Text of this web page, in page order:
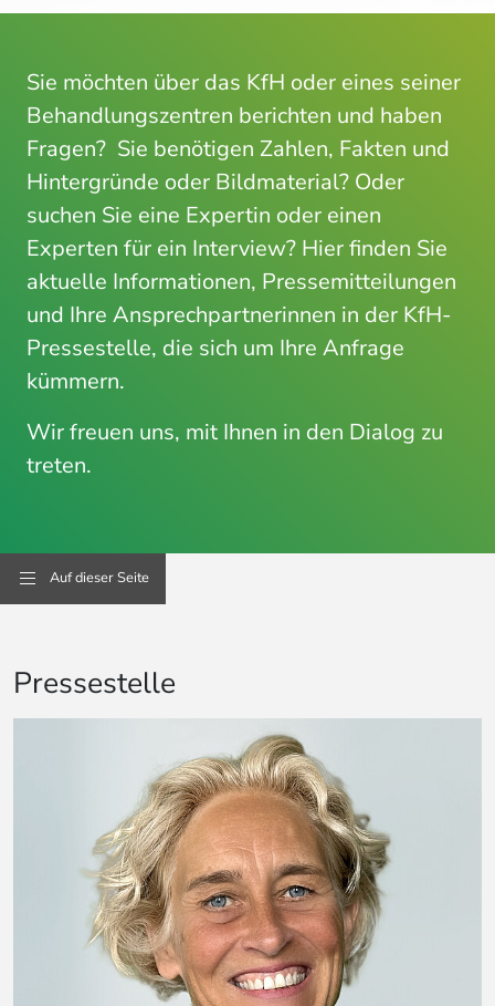
Sie möchten über das KfH oder eines seiner
Behandlungszentren berichten und haben
Fragen? Sie benötigen Zahlen, Fakten und
Hintergründe oder Bildmaterial? Oder
suchen Sie eine Expertin oder einen
Experten für ein Interview? Hier finden Sie
aktuelle Informationen, Pressemitteilungen
und Ihre Ansprechpartnerinnen in der KfH-
Pressestelle, die sich um Ihre Anfrage
kümmern.
Wir freuen uns, mit Ihnen in den Dialog zu
treten.
Auf dieser Seite
Pressestelle